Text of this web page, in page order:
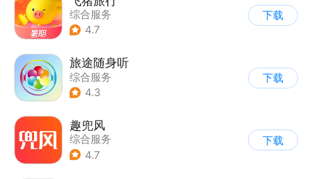
综合服务
4.7
下载
旅途随身听
综合服务
4.3
下载
趣兜风
综合服务
4.7
下载